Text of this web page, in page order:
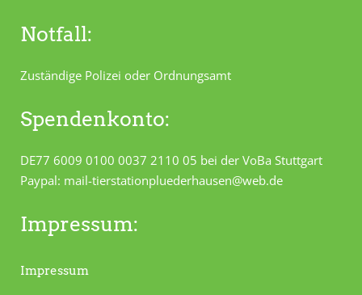
Notfall:
Zuständige Polizei oder Ordnungsamt
Spendenkonto:
DE77 6009 0100 0037 2110 05 bei der VoBa Stuttgart
Paypal: mail-tierstationpluederhausen@web.de
Impressum:
Impressum